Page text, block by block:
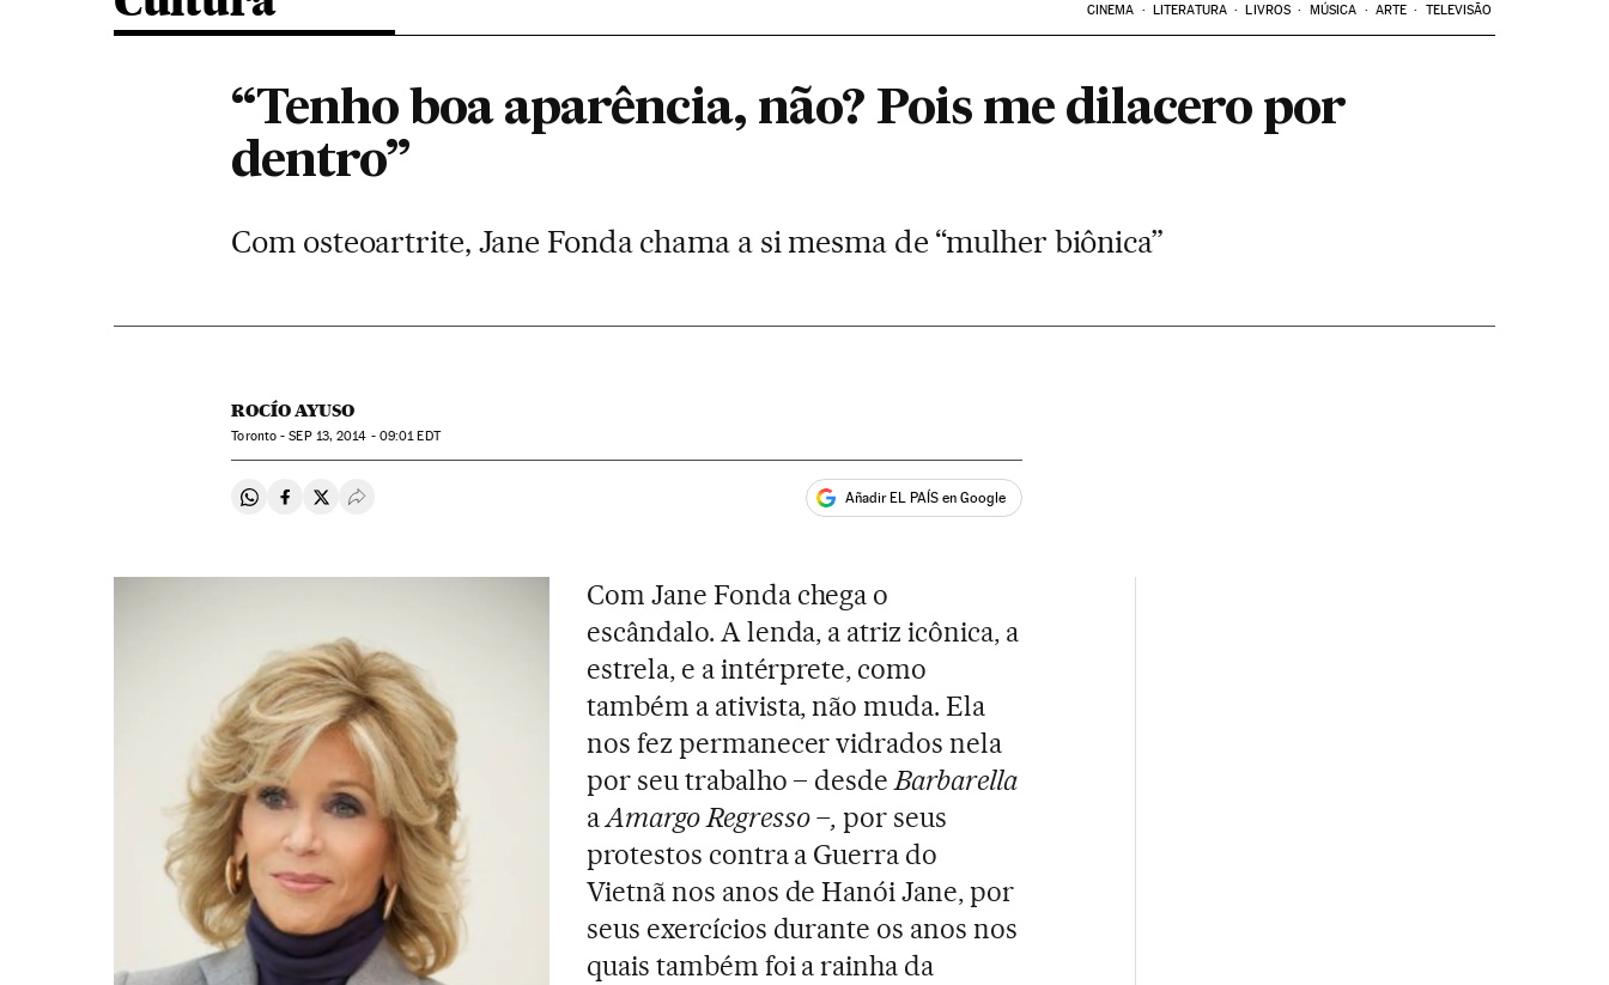
CINEMA LITERATURA LIVROS MÚSICA ARTE TELEVISÃO
“Tenho boa aparência, não? Pois me dilacero por
dentro”
Com osteoartrite, Jane Fonda chama a si mesma de “mulher biônica”
ROCÍO AYUSO
Toronto -SEP13, 2014 - 09:01EDT
Compartir en Whatsapp
Compartir en Facebook
Compartir en Twitter
Desplegar Redes Sociales Añadir EL PAÍS en Google
Com Jane Fonda chega o
escândalo. A lenda, a atriz icônica, a
estrela, e a intérprete, como
também a ativista, não muda. Ela
nos fez permanecer vidrados nela
por seu trabalho – desdeBarbarella
aAmargo Regresso –, por seus
protestos contra a Guerra do
Vietnã nos anos de Hanói Jane, por
seus exercícios durante os anos nos
quais também foi a rainha da